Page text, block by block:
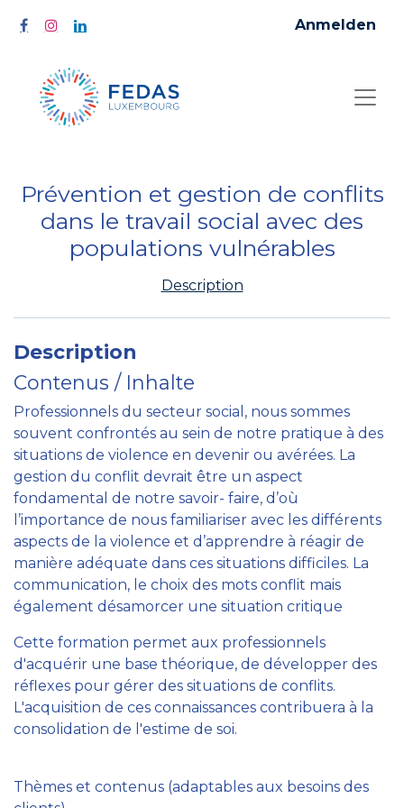
Anmelden
Prévention et gestion de conflits
dans le travail social avec des
populations vulnérables
Description
Description
Contenus / Inhalte
Professionnels du secteur social, nous sommes
souvent confrontés au sein de notre pratique à des
situations de violence en devenir ou avérées. La
gestion du conflit devrait être un aspect
fondamental de notre savoir- faire, d’où
l’importance de nous familiariser avec les différents
aspects de la violence et d’apprendre à réagir de
manière adéquate dans ces situations difficiles. La
communication, le choix des mots conflit mais
également désamorcer une situation critique
Cette formation permet aux professionnels
d'acquérir une base théorique, de développer des
réflexes pour gérer des situations de conflits.
L'acquisition de ces connaissances contribuera à la
consolidation de l'estime de soi.
Thèmes et contenus (adaptables aux besoins des